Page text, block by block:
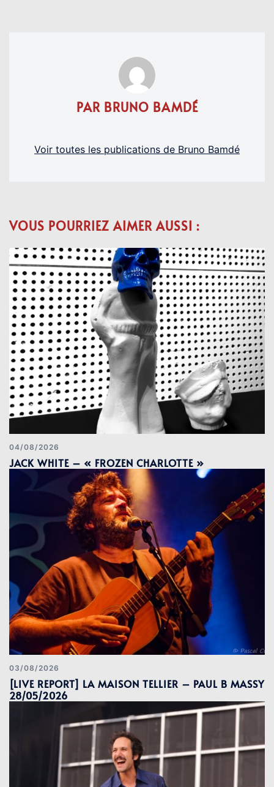
PAR BRUNO BAMDÉ
Voir toutes les publications de Bruno Bamdé
VOUS POURRIEZ AIMER AUSSI :
04/08/2026
JACK WHITE – « FROZEN CHARLOTTE »
03/08/2026
[LIVE REPORT] LA MAISON TELLIER – PAUL B MASSY
28/05/2026